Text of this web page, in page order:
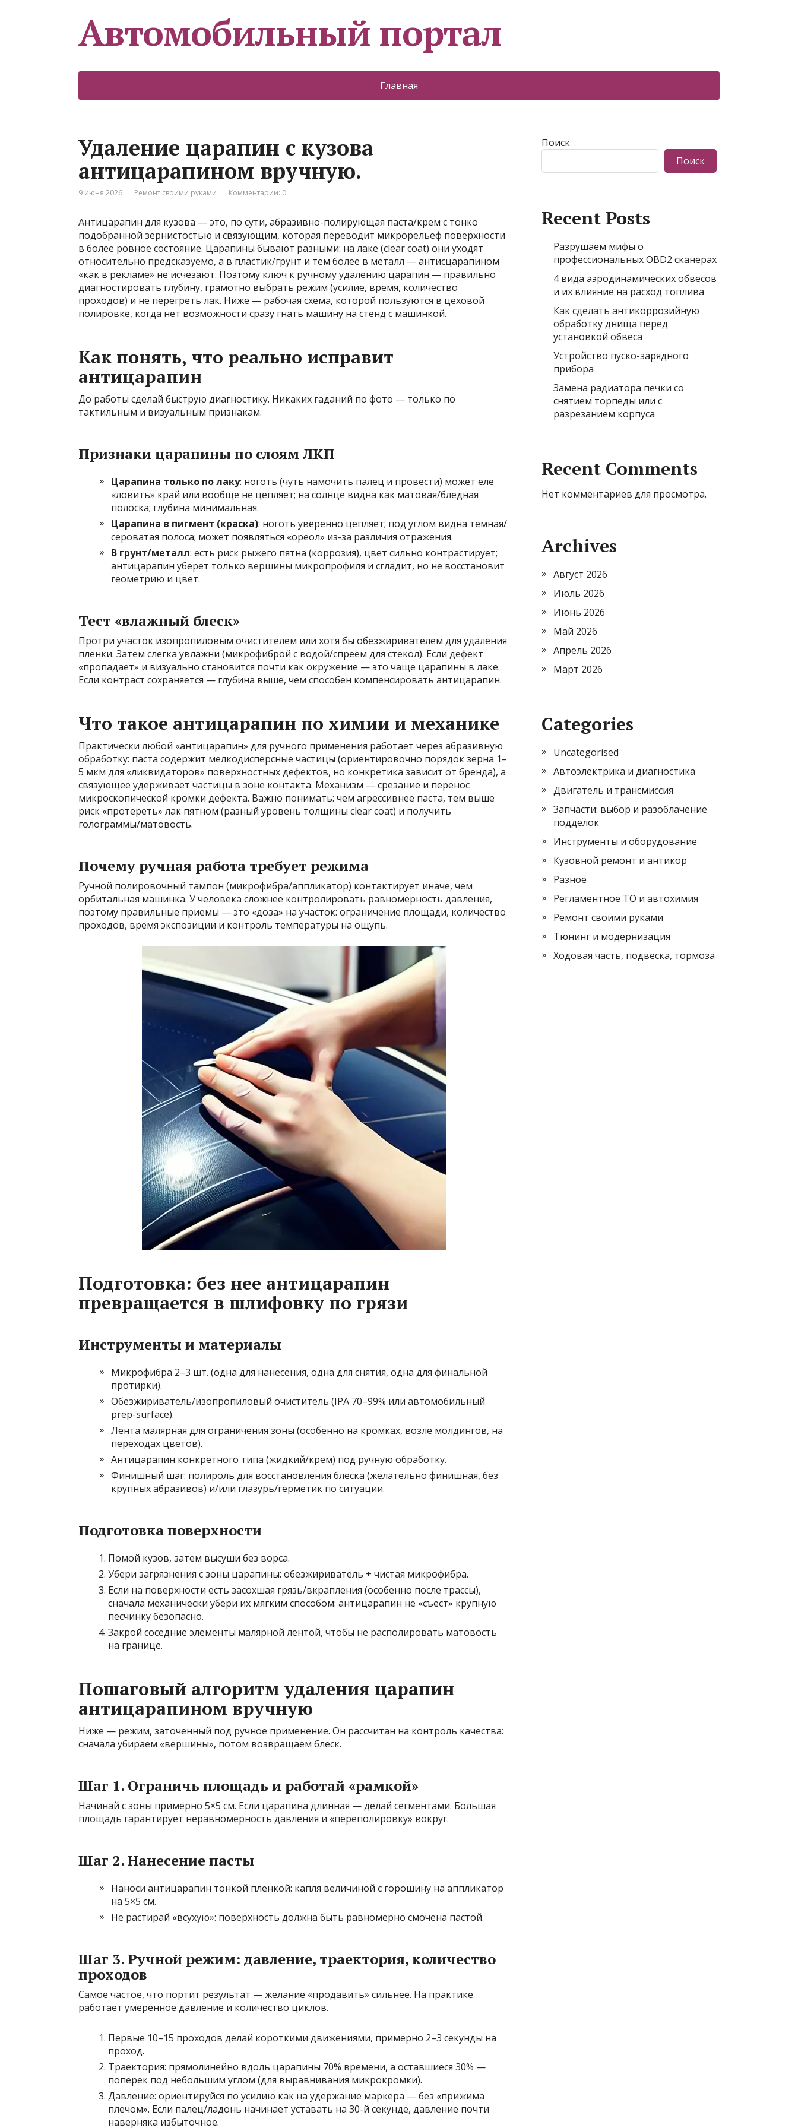
Автомобильный портал
Главная
Удаление царапин с кузова
антицарапином вручную.
9 июня 2026 Ремонт своими руками Комментарии: 0
Антицарапин для кузова — это, по сути, абразивно-полирующая паста/крем с тонко
подобранной зернистостью и связующим, которая переводит микрорельеф поверхности
в более ровное состояние. Царапины бывают разными: на лаке (clear coat) они уходят
относительно предсказуемо, а в пластик/грунт и тем более в металл — антисцарапином
«как в рекламе» не исчезают. Поэтому ключ к ручному удалению царапин — правильно
диагностировать глубину, грамотно выбрать режим (усилие, время, количество
проходов) и не перегреть лак. Ниже — рабочая схема, которой пользуются в цеховой
полировке, когда нет возможности сразу гнать машину на стенд с машинкой.
Как понять, что реально исправит
антицарапин
До работы сделай быструю диагностику. Никаких гаданий по фото — только по
тактильным и визуальным признакам.
Признаки царапины по слоям ЛКП
Царапина только по лаку: ноготь (чуть намочить палец и провести) может еле
«ловить» край или вообще не цепляет; на солнце видна как матовая/бледная
полоска; глубина минимальная.
Царапина в пигмент (краска): ноготь уверенно цепляет; под углом видна темная/
сероватая полоса; может появляться «ореол» из-за различия отражения.
В грунт/металл: есть риск рыжего пятна (коррозия), цвет сильно контрастирует;
антицарапин уберет только вершины микропрофиля и сгладит, но не восстановит
геометрию и цвет.
Тест «влажный блеск»
Протри участок изопропиловым очистителем или хотя бы обезжиривателем для удаления
пленки. Затем слегка увлажни (микрофиброй с водой/спреем для стекол). Если дефект
«пропадает» и визуально становится почти как окружение — это чаще царапины в лаке.
Если контраст сохраняется — глубина выше, чем способен компенсировать антицарапин.
Что такое антицарапин по химии и механике
Практически любой «антицарапин» для ручного применения работает через абразивную
обработку: паста содержит мелкодисперсные частицы (ориентировочно порядок зерна 1–
5 мкм для «ликвидаторов» поверхностных дефектов, но конкретика зависит от бренда), а
связующее удерживает частицы в зоне контакта. Механизм — срезание и перенос
микроскопической кромки дефекта. Важно понимать: чем агрессивнее паста, тем выше
риск «протереть» лак пятном (разный уровень толщины clear coat) и получить
голограммы/матовость.
Почему ручная работа требует режима
Ручной полировочный тампон (микрофибра/аппликатор) контактирует иначе, чем
орбитальная машинка. У человека сложнее контролировать равномерность давления,
поэтому правильные приемы — это «доза» на участок: ограничение площади, количество
проходов, время экспозиции и контроль температуры на ощупь.
Подготовка: без нее антицарапин
превращается в шлифовку по грязи
Инструменты и материалы
Микрофибра 2–3 шт. (одна для нанесения, одна для снятия, одна для финальной
протирки).
Обезжириватель/изопропиловый очиститель (IPA 70–99% или автомобильный
prep-surface).
Лентa малярная для ограничения зоны (особенно на кромках, возле молдингов, на
переходах цветов).
Антицарапин конкретного типа (жидкий/крем) под ручную обработку.
Финишный шаг: полироль для восстановления блеска (желательно финишная, без
крупных абразивов) и/или глазурь/герметик по ситуации.
Подготовка поверхности
Помой кузов, затем высуши без ворса.
Убери загрязнения с зоны царапины: обезжириватель + чистая микрофибра.
Если на поверхности есть засохшая грязь/вкрапления (особенно после трассы),
сначала механически убери их мягким способом: антицарапин не «съест» крупную
песчинку безопасно.
Закрой соседние элементы малярной лентой, чтобы не располировать матовость
на границе.
Пошаговый алгоритм удаления царапин
антицарапином вручную
Ниже — режим, заточенный под ручное применение. Он рассчитан на контроль качества:
сначала убираем «вершины», потом возвращаем блеск.
Шаг 1. Ограничь площадь и работай «рамкой»
Начинай с зоны примерно 5×5 см. Если царапина длинная — делай сегментами. Большая
площадь гарантирует неравномерность давления и «переполировку» вокруг.
Шаг 2. Нанесение пасты
Наноси антицарапин тонкой пленкой: капля величиной с горошину на аппликатор
на 5×5 см.
Не растирай «всухую»: поверхность должна быть равномерно смочена пастой.
Шаг 3. Ручной режим: давление, траектория, количество
проходов
Самое частое, что портит результат — желание «продавить» сильнее. На практике
работает умеренное давление и количество циклов.
Первые 10–15 проходов делай короткими движениями, примерно 2–3 секунды на
проход.
Траектория: прямолинейно вдоль царапины 70% времени, а оставшиеся 30% —
поперек под небольшим углом (для выравнивания микрокромки).
Давление: ориентируйся по усилию как на удержание маркера — без «прижима
плечом». Если палец/ладонь начинает уставать на 30-й секунде, давление почти
наверняка избыточное.
Поиск
Поиск
Recent Posts
Разрушаем мифы о
профессиональных OBD2 сканерах
4 вида аэродинамических обвесов
и их влияние на расход топлива
Как сделать антикоррозийную
обработку днища перед
установкой обвеса
Устройство пуско-зарядного
прибора
Замена радиатора печки со
снятием торпеды или с
разрезанием корпуса
Recent Comments
Нет комментариев для просмотра.
Archives
Август 2026
Июль 2026
Июнь 2026
Май 2026
Апрель 2026
Март 2026
Categories
Uncategorised
Автоэлектрика и диагностика
Двигатель и трансмиссия
Запчасти: выбор и разоблачение
подделок
Инструменты и оборудование
Кузовной ремонт и антикор
Разное
Регламентное ТО и автохимия
Ремонт своими руками
Тюнинг и модернизация
Ходовая часть, подвеска, тормоза